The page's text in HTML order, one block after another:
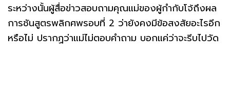
ระหว่างนั้นผู้สื่อข่าวสอบถามคุณแม่ของผู้กำกับโจ้ถึงผล
การชันสูตรพลิกศพรอบที่ 2 ว่ายังคงมีข้อสงสัยอะไรอีก
หรือไม่ ปรากฏว่าแม่ไม่ตอบคำถาม บอกแค่ว่าจะรีบไปวัด